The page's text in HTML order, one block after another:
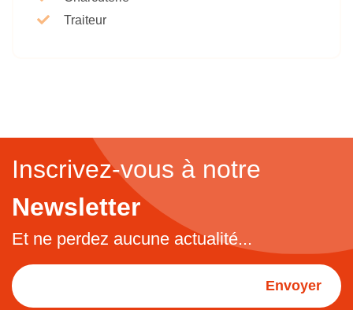
Traiteur
Inscrivez-vous à notre
Newsletter
Et ne perdez aucune actualité...
Envoyer